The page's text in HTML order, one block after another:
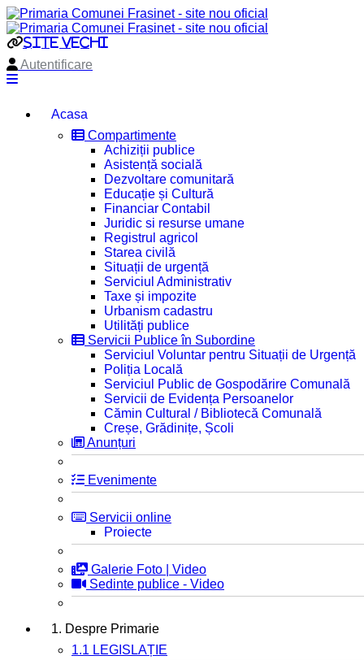
site vechi
Autentificare
Acasa
Compartimente
Achiziții publice
Asistență socială
Dezvoltare comunitară
Educație și Cultură
Financiar Contabil
Juridic si resurse umane
Registrul agricol
Starea civilă
Situații de urgență
Serviciul Administrativ
Taxe și impozite
Urbanism cadastru
Utilități publice
Servicii Publice în Subordine
Serviciul Voluntar pentru Situații de Urgență
Poliția Locală
Serviciul Public de Gospodărire Comunală
Servicii de Evidența Persoanelor
Cămin Cultural / Bibliotecă Comunală
Creșe, Grădinițe, Școli
Anunțuri
Evenimente
Servicii online
Proiecte
Galerie Foto | Video
Sedinte publice - Video
1. Despre Primarie
1.1 LEGISLAȚIE